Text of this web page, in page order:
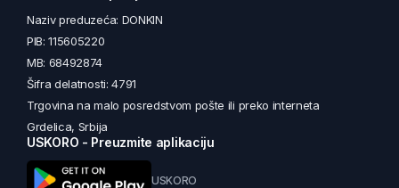
Naziv preduzeća: DONKIN
PIB: 115605220
MB: 68492874
Šifra delatnosti: 4791
Trgovina na malo posredstvom pošte ili preko interneta
Grdelica, Srbija
USKORO - Preuzmite aplikaciju
USKORO